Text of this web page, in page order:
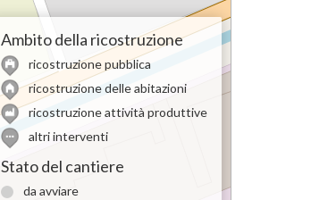
Ambito della ricostruzione
ricostruzione pubblica
ricostruzione delle abitazioni
ricostruzione attività produttive
altri interventi
Stato del cantiere
da avviare